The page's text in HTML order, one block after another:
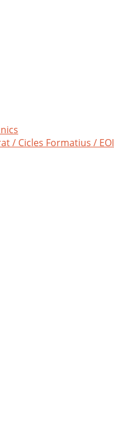
/ Cicles Formatius / EOI